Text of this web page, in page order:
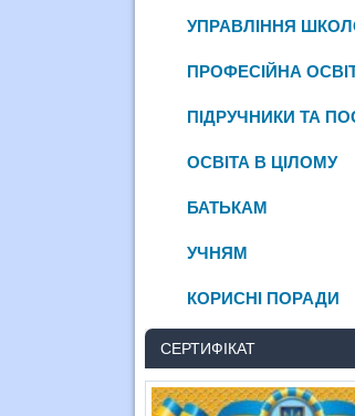
УПРАВЛІННЯ
ПРОФЕСІЙНА
ПІДРУЧНИКИ ТА
ОСВІТА В ЦІЛОМУ
БАТЬКАМ
УЧНЯМ
КОРИСНІ ПОРАДИ
СЕРТИФІКАТ